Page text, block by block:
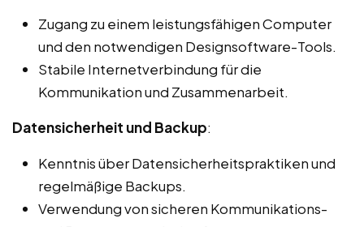
Zugang zu einem leistungsfähigen Computer
und den notwendigen Designsoftware-Tools.
Stabile Internetverbindung für die
Kommunikation und Zusammenarbeit.
Datensicherheit und Backup:
Kenntnis über Datensicherheitspraktiken und
regelmäßige Backups.
Verwendung von sicheren Kommunikations-